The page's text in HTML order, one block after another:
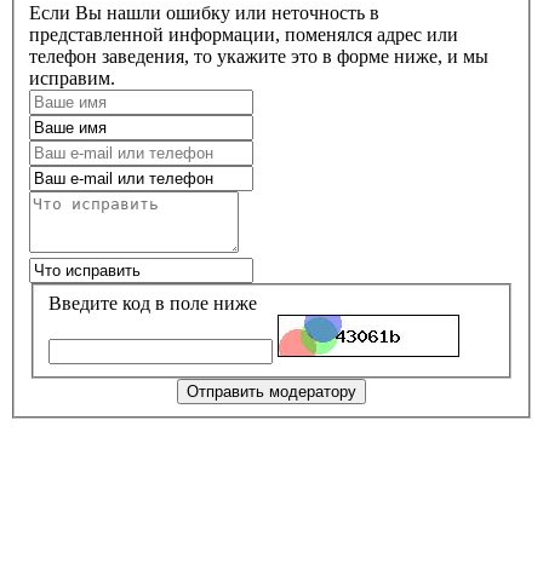
Если Вы нашли ошибку или неточность в
представленной информации, поменялся адрес или
телефон заведения, то укажите это в форме ниже, и мы
исправим.
Введите код в поле ниже
Отправить модератору